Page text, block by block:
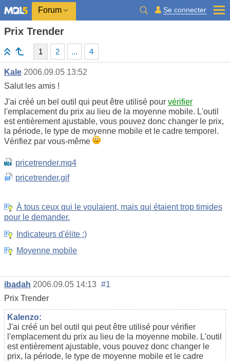
Forum Se connecter
Prix Trender
1 2 ... 4
Kale 2006.09.05 13:52
Salut les amis !
J'ai créé un bel outil qui peut être utilisé pour vérifier
l'emplacement du prix au lieu de la moyenne mobile. L'outil
est entièrement ajustable, vous pouvez donc changer le prix,
la période, le type de moyenne mobile et le cadre temporel.
Vérifiez par vous-même
pricetrender.mq4
pricetrender.gif
À tous ceux qui le voulaient, mais qui étaient trop timides
pour le demander.
Indicateurs d'élite :)
Moyenne mobile
ibadah 2006.09.05 14:13 #1
Prix Trender
Kalenzo:
J'ai créé un bel outil qui peut être utilisé pour vérifier
l'emplacement du prix au lieu de la moyenne mobile. L'outil
est entièrement ajustable, vous pouvez donc changer le
prix, la période, le type de moyenne mobile et le cadre